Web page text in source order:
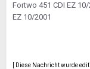
Fortwo 451 CDI EZ
EZ 10/2001
[ Diese Nachricht wurde